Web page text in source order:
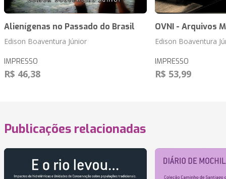
Alienígenas no Passado do Brasil
Edison Boaventura Júnior
IMPRESSO
R$ 46,38
OVNI - Arquivos
Edison Boaventura
IMPRESSO
R$ 53,99
Publicações relacionadas